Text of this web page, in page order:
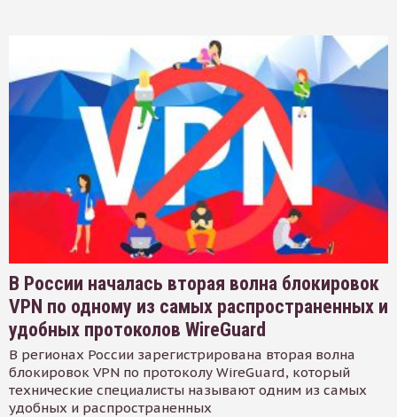
В России началась вторая волна блокировок
VPN по одному из самых распространенных и
удобных протоколов WireGuard
В регионах России зарегистрирована вторая волна
блокировок VPN по протоколу WireGuard, который
технические специалисты называют одним из самых
удобных и распространенных